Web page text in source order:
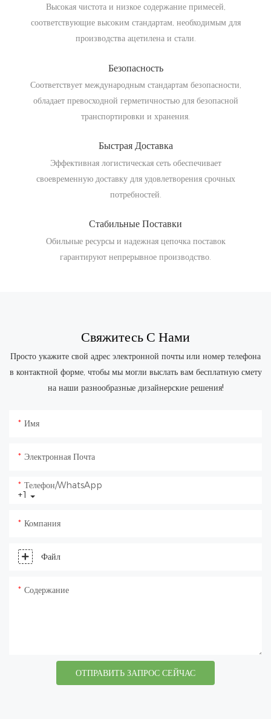
Высокая чистота и низкое содержание примесей,
соответствующие высоким стандартам, необходимым для
производства ацетилена и стали.
Безопасность
Соответствует международным стандартам безопасности,
обладает превосходной герметичностью для безопасной
транспортировки и хранения.
Быстрая Доставка
Эффективная логистическая сеть обеспечивает
своевременную доставку для удовлетворения срочных
потребностей.
Стабильные Поставки
Обильные ресурсы и надежная цепочка поставок
гарантируют непрерывное производство.
Свяжитесь С Нами
Просто укажите свой адрес электронной почты или номер телефона
в контактной форме, чтобы мы могли выслать вам бесплатную смету
на наши разнообразные дизайнерские решения!
Имя
Электронная Почта
+1
Телефон/WhatsApp
Компания
Файл
Содержание
ОТПРАВИТЬ ЗАПРОС СЕЙЧАС